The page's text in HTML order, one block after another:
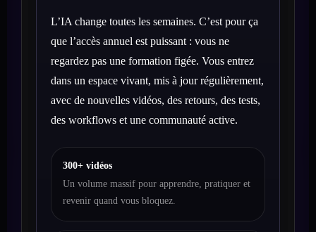
L’IA change toutes les semaines. C’est pour ça
que l’accès annuel est puissant : vous ne
regardez pas une formation figée. Vous entrez
dans un espace vivant, mis à jour régulièrement,
avec de nouvelles vidéos, des retours, des tests,
des workflows et une communauté active.
300+ vidéos
Un volume massif pour apprendre, pratiquer et
revenir quand vous bloquez.